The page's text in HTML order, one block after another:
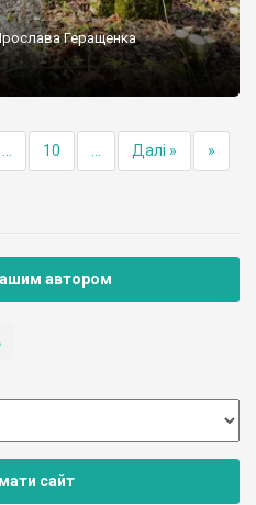
Геращенка
10 Далі » »
автором
сайт